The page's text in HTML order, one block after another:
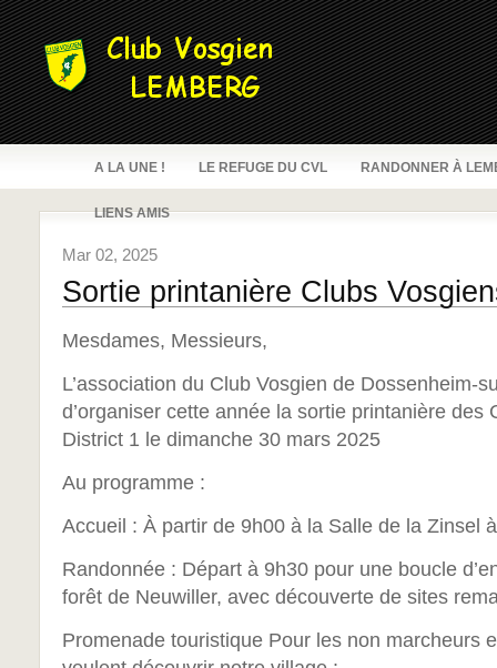
A LA UNE ! LE REFUGE DU CVL RANDONNER À
LIENS AMIS
Mar 02, 2025
Sortie printanière Clubs
Mesdames, Messieurs,
L’association du Club Vosgien de Dossenheim-
d’organiser cette année la sortie printanière des
District 1 le dimanche 30 mars 2025
Au programme :
Accueil : À partir de 9h00 à la Salle de la Zinsel
Randonnée : Départ à 9h30 pour une boucle
forêt de Neuwiller, avec découverte de sites
Promenade touristique Pour les non marcheurs